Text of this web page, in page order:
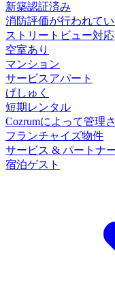
新築認証済み
消防評価が行われて
ストリートビュー対応
空室あり
マンション
サービスアパート
げしゅく
短期レンタル
Cozrumによって管理
フランチャイズ物件
サービス & パートナ
宿泊ゲスト